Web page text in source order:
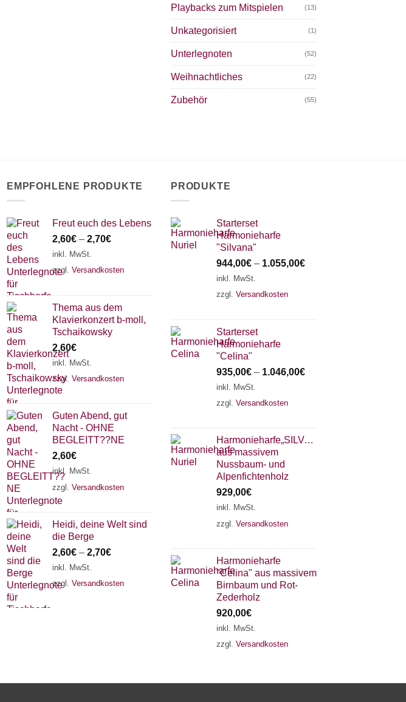
Playbacks zum Mitspielen (13)
Unkategorisiert (1)
Unterlegnoten (52)
Weihnachtliches (22)
Zubehör (55)
EMPFOHLENE PRODUKTE
Freut euch des Lebens
2,60€ – 2,70€
inkl. MwSt.
zzgl. Versandkosten
Thema aus dem
Klavierkonzert b-moll,
Tschaikowsky
2,60€
inkl. MwSt.
zzgl. Versandkosten
Guten Abend, gut
Nacht - OHNE
BEGLEITT??NE
2,60€
inkl. MwSt.
zzgl. Versandkosten
Heidi, deine Welt sind
die Berge
2,60€ – 2,70€
inkl. MwSt.
zzgl. Versandkosten
PRODUKTE
Starterset
Harmonieharfe
"Silvana"
944,00€ – 1.055,00€
inkl. MwSt.
zzgl. Versandkosten
Starterset
Harmonieharfe
"Celina"
935,00€ – 1.046,00€
inkl. MwSt.
zzgl. Versandkosten
Harmonieharfe„SILVANA"
aus massivem
Nussbaum- und
Alpenfichtenholz
929,00€
inkl. MwSt.
zzgl. Versandkosten
Harmonieharfe
"Celina" aus massivem
Birnbaum und Rot-
Zederholz
920,00€
inkl. MwSt.
zzgl. Versandkosten
18 SAITEN 21 SAITEN 25 SAITEN
AKKORDZITHER